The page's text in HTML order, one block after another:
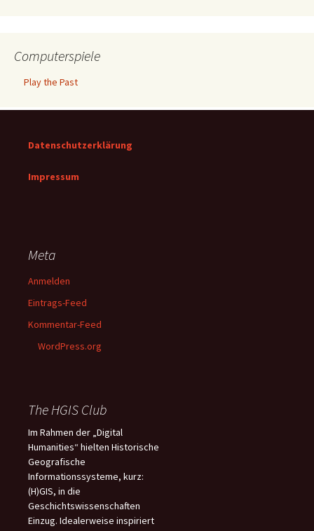
Computerspiele
Play the Past
Datenschutzerklärung
Impressum
Meta
Anmelden
Eintrags-Feed
Kommentar-Feed
WordPress.org
The HGIS Club
Im Rahmen der „Digital
Humanities“ hielten Historische
Geografische
Informationssysteme, kurz:
(H)GIS, in die
Geschichtswissenschaften
Einzug. Idealerweise inspiriert